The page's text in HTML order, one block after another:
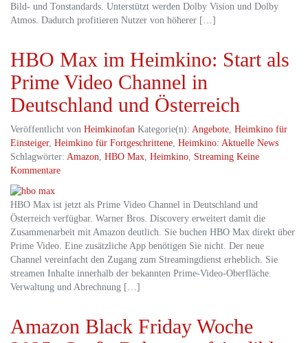
Bild- und Tonstandards. Unterstützt werden Dolby Vision und Dolby
Atmos. Dadurch profitieren Nutzer von höherer […]
HBO Max im Heimkino: Start als
Prime Video Channel in
Deutschland und Österreich
Veröffentlicht von Heimkinofan Kategorie(n): Angebote, Heimkino für
Einsteiger, Heimkino für Fortgeschrittene, Heimkino: Aktuelle News
Schlagwörter: Amazon, HBO Max, Heimkino, Streaming Keine
Kommentare
HBO Max ist jetzt als Prime Video Channel in Deutschland und
Österreich verfügbar. Warner Bros. Discovery erweitert damit die
Zusammenarbeit mit Amazon deutlich. Sie buchen HBO Max direkt über
Prime Video. Eine zusätzliche App benötigen Sie nicht. Der neue
Channel vereinfacht den Zugang zum Streamingdienst erheblich. Sie
streamen Inhalte innerhalb der bekannten Prime‑Video‑Oberfläche.
Verwaltung und Abrechnung […]
Amazon Black Friday Woche